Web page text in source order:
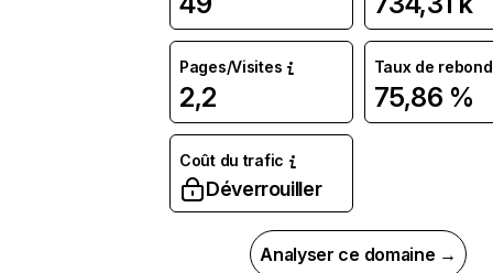
Pages/Visites
2,2
Taux de rebond
75,86 %
Coût du trafic
Déverrouiller
Analyser ce domaine →